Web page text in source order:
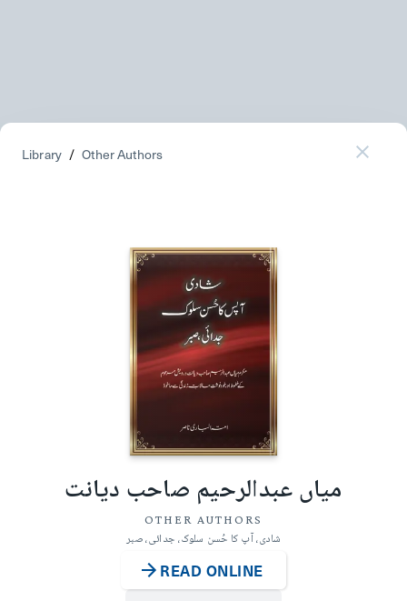
Library / Other Authors
میاں عبدالرحیم صاحب دیانت
OTHER AUTHORS
شادی، آپ کا حُسن سلوک، جدائی، صبر
READ ONLINE